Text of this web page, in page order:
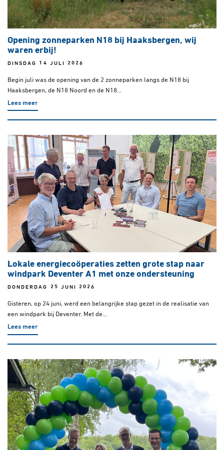
Opening zonneparken N18 bij Haaksbergen, wij
waren erbij!
DINSDAG 14 JULI 2026
Begin juli was de opening van de 2 zonneparken langs de N18 bij
Haaksbergen, de N18 Noord en de N18...
Lees meer
Lokale energiecoöperaties zetten grote stap naar
windpark Deventer A1 met onze ondersteuning
DONDERDAG 25 JUNI 2026
Gisteren, op 24 juni, werd een belangrijke stap gezet in de realisatie van
een windpark bij Deventer. Met de...
Lees meer